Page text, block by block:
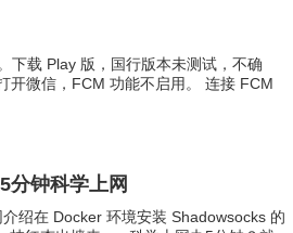
下载 Play 版，国行版本未测试，不确
开微信，FCM 功能不启用。 连接 FCM
钟科学上网
绍在 Docker 环境安装 Shadowsocks 的